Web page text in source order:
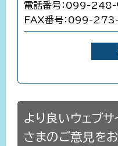
電話番号：099-
FAX番号：099-
より良いウェブサ
さまのご意見を